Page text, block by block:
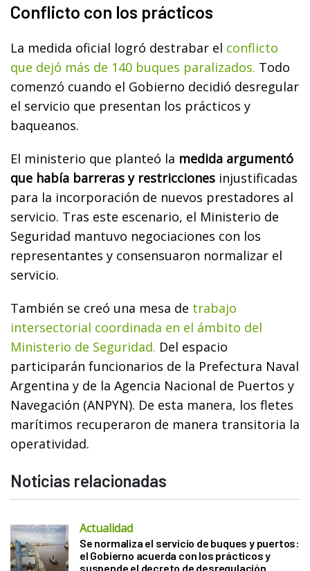
Conflicto con los prácticos
La medida oficial logró destrabar el conflicto
que dejó más de 140 buques paralizados. Todo
comenzó cuando el Gobierno decidió desregular
el servicio que presentan los prácticos y
baqueanos.
El ministerio que planteó la medida argumentó
que había barreras y restricciones injustificadas
para la incorporación de nuevos prestadores al
servicio. Tras este escenario, el Ministerio de
Seguridad mantuvo negociaciones con los
representantes y consensuaron normalizar el
servicio.
También se creó una mesa de trabajo
intersectorial coordinada en el ámbito del
Ministerio de Seguridad. Del espacio
participarán funcionarios de la Prefectura Naval
Argentina y de la Agencia Nacional de Puertos y
Navegación (ANPYN). De esta manera, los fletes
marítimos recuperaron de manera transitoria la
operatividad.
Noticias relacionadas
Actualidad
Se normaliza el servicio de buques y puertos:
el Gobierno acuerda con los prácticos y
suspende el decreto de desregulación